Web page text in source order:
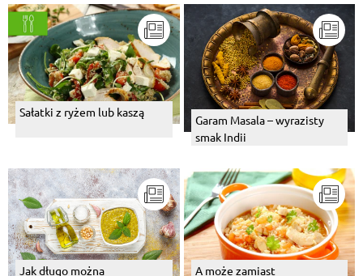
Sałatki z ryżem lub kaszą
Garam Masala – wyrazisty
smak Indii
Jak długo można
A może zamiast